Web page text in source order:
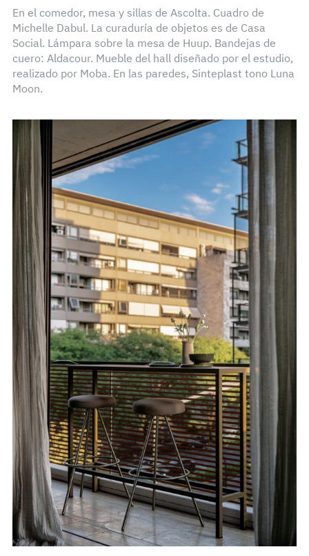
En el comedor, mesa y sillas de Ascolta. Cuadro de
Michelle Dabul. La curaduría de objetos es de Casa
Social. Lámpara sobre la mesa de Huup. Bandejas de
cuero: Aldacour. Mueble del hall diseñado por el estudio,
realizado por Moba. En las paredes, Sinteplast tono Luna
Moon.